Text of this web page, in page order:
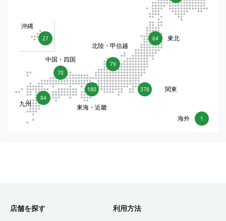
64 東北
378 関東
79
北陸・甲信越
180
東海・近畿
70
中国・四国
84
九州
27
沖縄
1
海外
店舗を探す 利用方法